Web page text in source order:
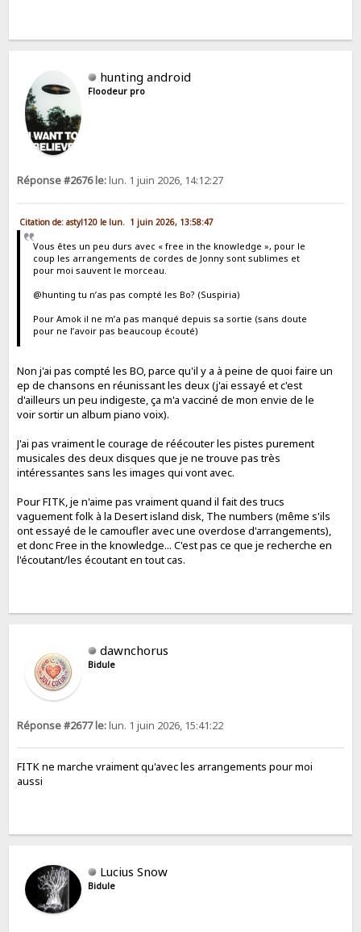
hunting android
Floodeur pro
Réponse #2676 le:lun. 1 juin 2026, 14:12:27
Citation de: astyl120 le lun. 1 juin 2026, 13:58:47
Vous êtes un peu durs avec « free in the knowledge », pour le
coup les arrangements de cordes de Jonny sont sublimes et
pour moi sauvent le morceau.
@hunting tu n’as pas compté les Bo? (Suspiria)
Pour Amok il ne m’a pas manqué depuis sa sortie (sans doute
pour ne l’avoir pas beaucoup écouté)
Non j'ai pas compté les BO, parce qu'il y a à peine de quoi faire un
ep de chansons en réunissant les deux (j'ai essayé et c'est
d'ailleurs un peu indigeste, ça m'a vacciné de mon envie de le
voir sortir un album piano voix).
J'ai pas vraiment le courage de réécouter les pistes purement
musicales des deux disques que je ne trouve pas très
intéressantes sans les images qui vont avec.
Pour FITK, je n'aime pas vraiment quand il fait des trucs
vaguement folk à la Desert island disk, The numbers (même s'ils
ont essayé de le camoufler avec une overdose d'arrangements),
et donc Free in the knowledge... C'est pas ce que je recherche en
l'écoutant/les écoutant en tout cas.
dawnchorus
Bidule
Réponse #2677 le:lun. 1 juin 2026, 15:41:22
FITK ne marche vraiment qu'avec les arrangements pour moi
aussi
Lucius Snow
Bidule